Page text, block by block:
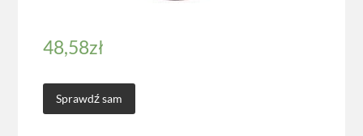
48,58zł
Sprawdź sam